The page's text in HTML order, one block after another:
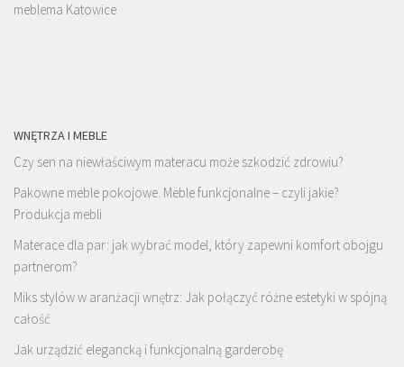
meblema Katowice
WNĘTRZA I MEBLE
Czy sen na niewłaściwym materacu może szkodzić zdrowiu?
Pakowne meble pokojowe. Meble funkcjonalne – czyli jakie?
Produkcja mebli
Materace dla par: jak wybrać model, który zapewni komfort obojgu
partnerom?
Miks stylów w aranżacji wnętrz: Jak połączyć różne estetyki w spójną
całość
Jak urządzić elegancką i funkcjonalną garderobę